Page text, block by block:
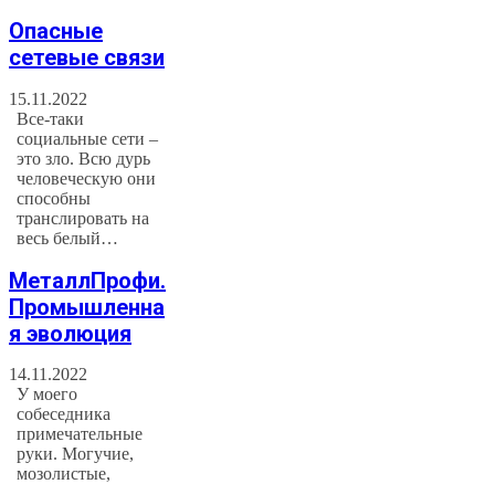
Опасные
сетевые связи
15.11.2022
Все-таки
социальные сети –
это зло. Всю дурь
человеческую они
способны
транслировать на
весь белый…
МеталлПрофи.
Промышленна
я эволюция
14.11.2022
У моего
собеседника
примечательные
руки. Могучие,
мозолистые,